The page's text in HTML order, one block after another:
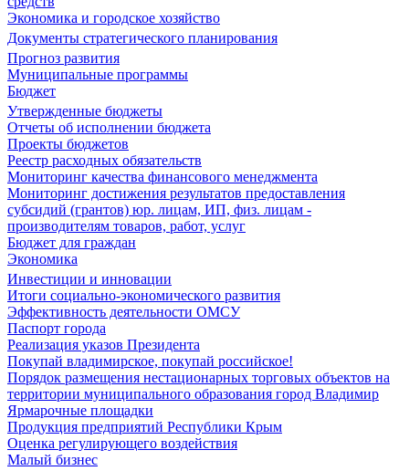
Экономика и городское хозяйство
Документы стратегического планирования
Прогноз развития
Муниципальные программы
Бюджет
Утвержденные бюджеты
Отчеты об исполнении бюджета
Проекты бюджетов
Реестр расходных обязательств
Мониторинг качества финансового менеджмента
Мониторинг достижения результатов предоставления
субсидий (грантов) юр. лицам, ИП, физ. лицам -
производителям товаров, работ, услуг
Бюджет для граждан
Экономика
Инвестиции и инновации
Итоги социально-экономического развития
Эффективность деятельности ОМСУ
Паспорт города
Реализация указов Президента
Покупай владимирское, покупай российское!
Порядок размещения нестационарных торговых объектов на
территории муниципального образования город Владимир
Ярмарочные площадки
Продукция предприятий Республики Крым
Оценка регулирующего воздействия
Малый бизнес